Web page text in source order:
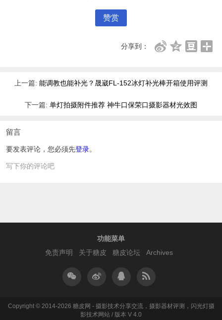
赞赏
分享到：
上一篇: 能调教也能补光？晟崴FL-152冰灯补光棒开箱使用评测
下一篇: 单灯拍摄附件推荐 神牛口保荣口摄影器材光效图
留言
要发表评论，您必须先登录。
写下你的评论吧
功能菜单
免责声明
关于糖皮 糖皮论坛 Archives
Copyright © 2014-2026 糖皮网 - 摄影技术分享交流，摄影器材评测，闪光灯摄
影技术网站 / 版本 V 4.0